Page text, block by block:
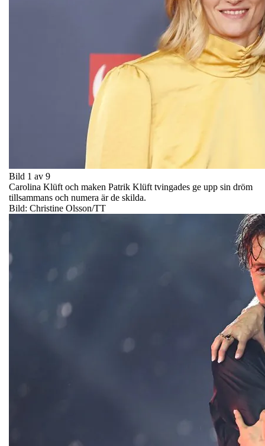
Bild 1 av 9
Carolina Klüft och maken Patrik Klüft tvingades ge upp sin dröm
tillsammans och numera är de skilda.
Bild: Christine Olsson/TT